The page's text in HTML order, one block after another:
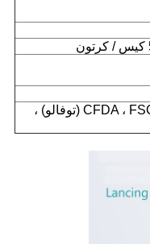
CFDA ، FSC ، ISO13485 & CE (توفالو) ،